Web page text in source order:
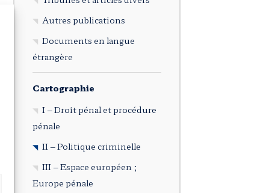
Autres publications
Documents en langue
étrangère
Cartographie
I – Droit pénal et procédure
pénale
II – Politique criminelle
III – Espace européen ;
Europe pénale